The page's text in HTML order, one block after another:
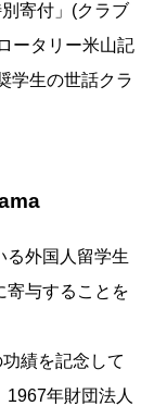
寄付」(クラブ
ータリー米山記
学生の世話クラ
る外国人留学生
寄与することを
績を記念して
年財団法人